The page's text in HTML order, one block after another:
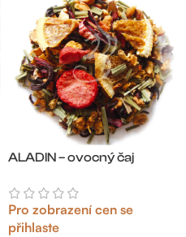
ALADIN – ovocný čaj
Pro zobrazení cen se
přihlaste